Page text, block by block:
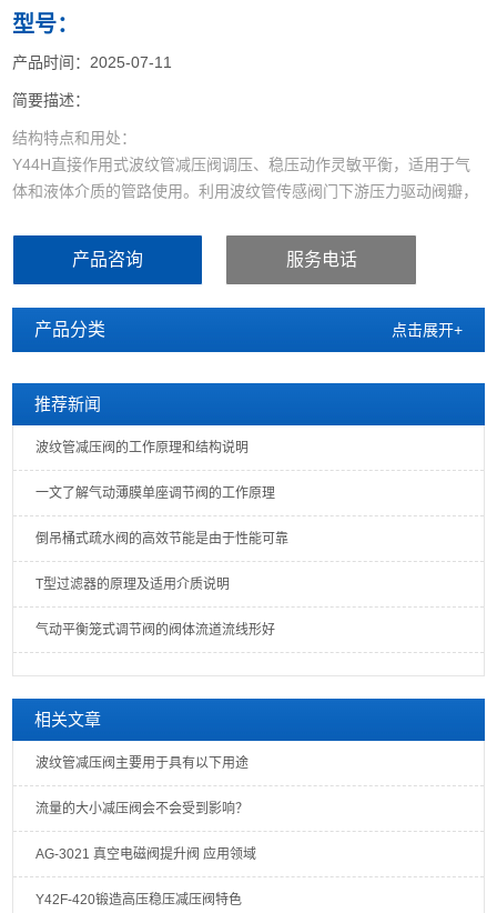
型号：
产品时间：2025-07-11
简要描述：
结构特点和用处：
Y44H直接作用式波纹管减压阀调压、稳压动作灵敏平衡，适用于气
体和液体介质的管路使用。利用波纹管传感阀门下游压力驱动阀瓣，
产品咨询 服务电话
产品分类 点击展开+
推荐新闻
波纹管减压阀的工作原理和结构说明
一文了解气动薄膜单座调节阀的工作原理
倒吊桶式疏水阀的高效节能是由于性能可靠
T型过滤器的原理及适用介质说明
气动平衡笼式调节阀的阀体流道流线形好
相关文章
波纹管减压阀主要用于具有以下用途
流量的大小减压阀会不会受到影响？
AG-3021 真空电磁阀提升阀 应用领域
Y42F-420锻造高压稳压减压阀特色